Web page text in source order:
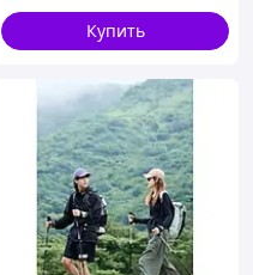
Купить